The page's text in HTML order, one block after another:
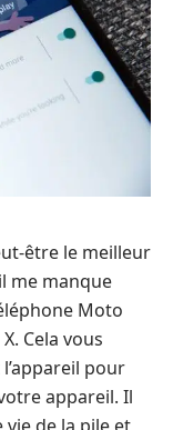
être le meilleur
me manque
Moto
Cela vous
pour
appareil. Il